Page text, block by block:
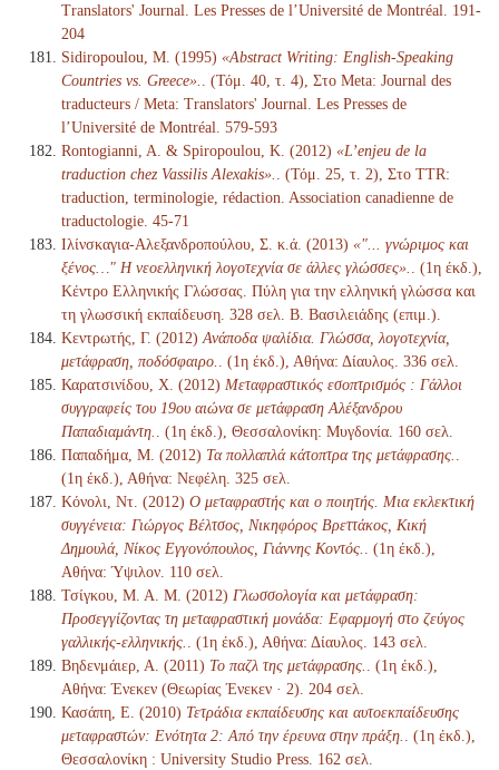
Translators' Journal. Les Presses de l’Université de Montréal. 191-
204
Sidiropoulou, M. (1995) «Abstract Writing: English-Speaking
Countries vs. Greece».
. (Τόμ. 40, τ. 4), Στο Meta: Journal des
traducteurs / Meta: Translators' Journal. Les Presses de
l’Université de Montréal. 579-593
Rontogianni, A. & Spiropoulou, K. (2012) «L’enjeu de la
traduction chez Vassilis Alexakis».
. (Τόμ. 25, τ. 2), Στο TTR:
traduction, terminologie, rédaction. Association canadienne de
traductologie. 45-71
Ιλίνσκαγια-Αλεξανδροπούλου, Σ. κ.ά. (2013) «"... γνώριμος και
ξένος…" Η νεοελληνική λογοτεχνία σε άλλες γλώσσες».
. (1η έκδ.),
Κέντρο Ελληνικής Γλώσσας. Πύλη για την ελληνική γλώσσα και
τη γλωσσική εκπαίδευση. 328 σελ. Β. Βασιλειάδης (επιμ.).
Κεντρωτής, Γ. (2012) Ανάποδα ψαλίδια. Γλώσσα, λογοτεχνία,
μετάφραση, ποδόσφαιρο.
. (1η έκδ.), Αθήνα: Δίαυλος. 336 σελ.
Καρατσινίδου, Χ. (2012) Μεταφραστικός εσοπτρισμός : Γάλλοι
συγγραφείς του 19ου αιώνα σε μετάφραση Αλέξανδρου
Παπαδιαμάντη.
. (1η έκδ.), Θεσσαλονίκη: Μυγδονία. 160 σελ.
Παπαδήμα, Μ. (2012) Τα πολλαπλά κάτοπτρα της μετάφρασης.
(1η έκδ.), Αθήνα: Νεφέλη. 325 σελ.
Κόνολι, Ντ. (2012) Ο μεταφραστής και ο ποιητής. Μια εκλεκτική
συγγένεια: Γιώργος Βέλτσος, Νικηφόρος Βρεττάκος, Κική
Δημουλά, Νίκος Εγγονόπουλος, Γιάννης Κοντός.
. (1η έκδ.),
Αθήνα: Ύψιλον. 110 σελ.
Τσίγκου, Μ. Α. Μ. (2012) Γλωσσολογία και μετάφραση:
Προσεγγίζοντας τη μεταφραστική μονάδα: Εφαρμογή στο ζεύγος
γαλλικής-ελληνικής.
. (1η έκδ.), Αθήνα: Δίαυλος. 143 σελ.
Βηδενμάιερ, Α. (2011) Το παζλ της μετάφρασης.
. (1η έκδ.),
Αθήνα: Ένεκεν (Θεωρίας Ένεκεν · 2). 204 σελ.
Κασάπη, Ε. (2010) Τετράδια εκπαίδευσης και αυτοεκπαίδευσης
μεταφραστών: Ενότητα 2: Από την έρευνα στην πράξη.
. (1η έκδ.),
Θεσσαλονίκη : University Studio Press. 162 σελ.